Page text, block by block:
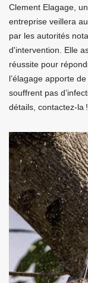
Clement Elagage,
entreprise veillera
par les autorités
d'intervention. Elle
réussite pour
l’élagage apporte
souffrent pas
détails, contactez-la !